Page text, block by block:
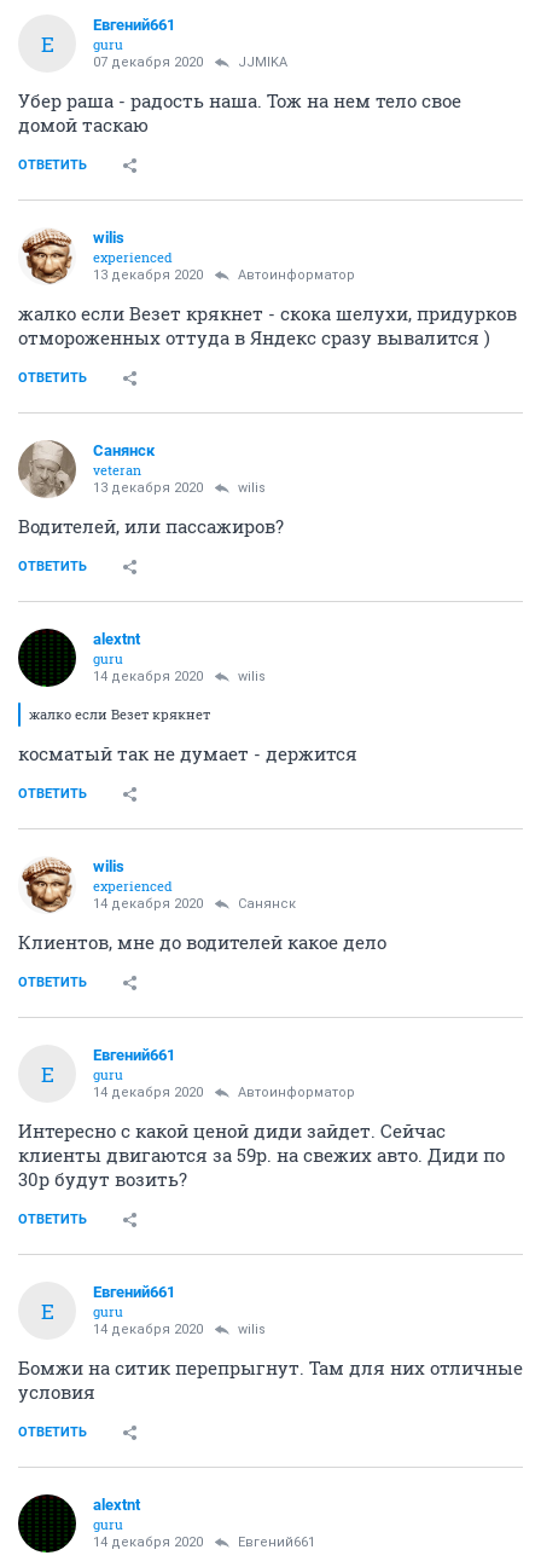
Е
Евгений661
guru
07 декабря 2020 JJMIKA
Убер раша - радость наша. Тож на нем тело свое
домой таскаю
ОТВЕТИТЬ
wilis
experienced
13 декабря 2020 Автоинформатор
жалко если Везет крякнет - скока шелухи, придурков
отмороженных оттуда в Яндекс сразу вывалится )
ОТВЕТИТЬ
Санянск
veteran
13 декабря 2020 wilis
Водителей, или пассажиров?
ОТВЕТИТЬ
alextnt
guru
14 декабря 2020 wilis
жалко если Везет крякнет
косматый так не думает - держится
ОТВЕТИТЬ
wilis
experienced
14 декабря 2020 Санянск
Клиентов, мне до водителей какое дело
ОТВЕТИТЬ
Е
Евгений661
guru
14 декабря 2020 Автоинформатор
Интересно с какой ценой диди зайдет. Сейчас
клиенты двигаются за 59р. на свежих авто. Диди по
30р будут возить?
ОТВЕТИТЬ
Е
Евгений661
guru
14 декабря 2020 wilis
Бомжи на ситик перепрыгнут. Там для них отличные
условия
ОТВЕТИТЬ
alextnt
guru
14 декабря 2020 Евгений661